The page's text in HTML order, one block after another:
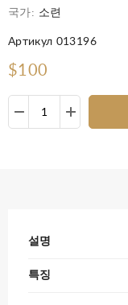
국가: 소련
Артикул 013196
$100
설명
특징